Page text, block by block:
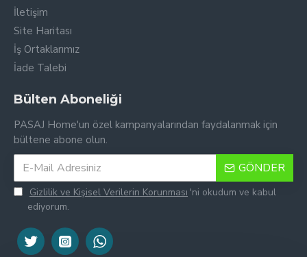
İletişim
Site Haritası
İş Ortaklarımız
İade Talebi
Bülten Aboneliği
PASAJ Home'un özel kampanyalarından faydalanmak için
bültene abone olun.
GÖNDER
Gizlilik ve Kişisel Verilerin Korunması 'ni okudum ve kabul
ediyorum.